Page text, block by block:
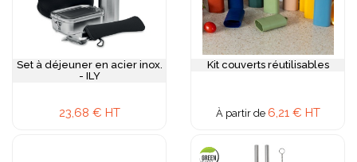
Set à déjeuner en acier inox.
- ILY
23,68 € HT
Kit couverts réutilisables
À partir de 6,21 € HT